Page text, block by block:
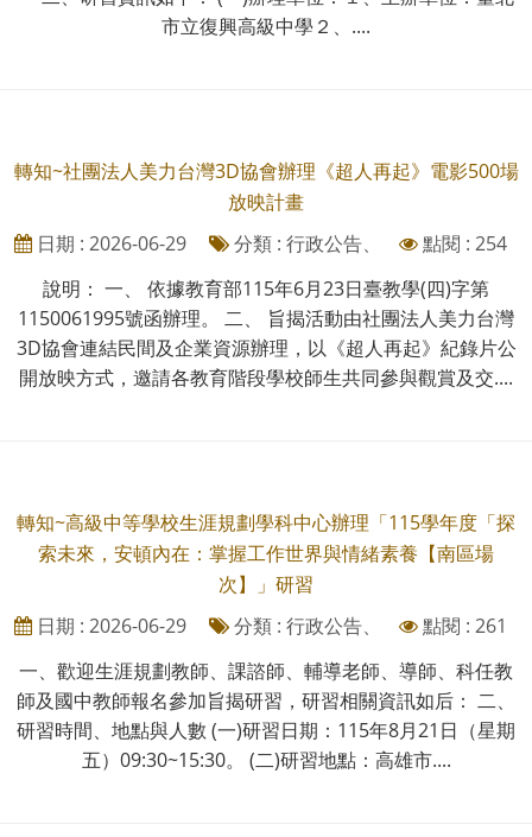
市立復興高級中學２、....
轉知~社團法人美力台灣3D協會辦理《超人再起》電影500場
放映計畫
日期 : 2026-06-29
分類 : 行政公告、
點閱 : 254
說明： 一、 依據教育部115年6月23日臺教學(四)字第
1150061995號函辦理。 二、 旨揭活動由社團法人美力台灣
3D協會連結民間及企業資源辦理，以《超人再起》紀錄片公
開放映方式，邀請各教育階段學校師生共同參與觀賞及交....
轉知~高級中等學校生涯規劃學科中心辦理「115學年度「探
索未來，安頓內在：掌握工作世界與情緒素養【南區場
次】」研習
日期 : 2026-06-29
分類 : 行政公告、
點閱 : 261
一、歡迎生涯規劃教師、課諮師、輔導老師、導師、科任教
師及國中教師報名參加旨揭研習，研習相關資訊如后： 二、
研習時間、地點與人數 (一)研習日期：115年8月21日（星期
五）09:30~15:30。 (二)研習地點：高雄市....